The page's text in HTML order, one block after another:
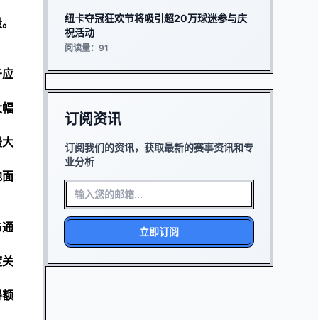
纽卡夺冠狂欢节将吸引超20万球迷参与庆
祝活动
阅读量：91
订阅资讯
订阅我们的资讯，获取最新的赛事资讯和专
业分析
立即订阅